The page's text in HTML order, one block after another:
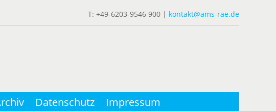
T: +49-6203-9546 900 | kontakt@ams-rae.de
Datenschutz Impressum